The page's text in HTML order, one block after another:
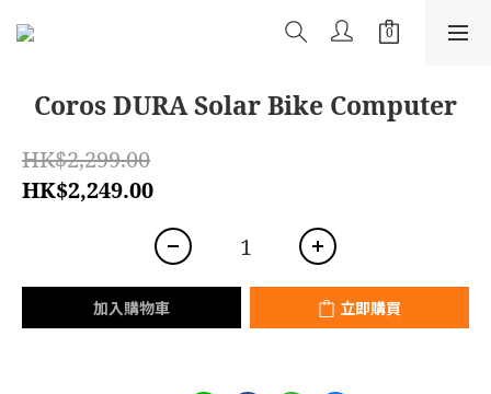
Coros DURA Solar Bike Computer
HK$2,299.00
HK$2,249.00
加入購物車 立即購買